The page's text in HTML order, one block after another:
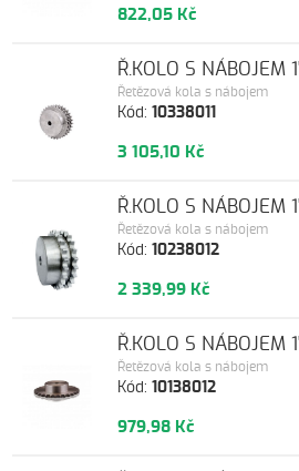
822,05 Kč
Kód:10338011
Řetězová kola s nábojem
Ř.KOLO S NÁBOJEM
3 105,10 Kč
Kód:10238012
Řetězová kola s nábojem
Ř.KOLO S NÁBOJEM
2 339,99 Kč
Kód:10138012
Řetězová kola s nábojem
Ř.KOLO S NÁBOJEM
979,98 Kč